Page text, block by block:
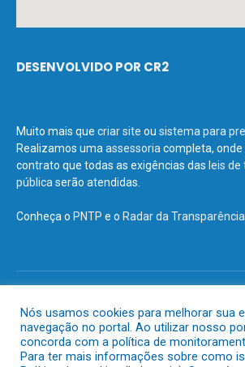
DESENVOLVIDO POR CR2
Muito mais que criar site ou sistema para
Realizamos uma assessoria completa,
contrato que todas as exigências das leis
pública serão atendidas.
Conheça o PNTP e o Radar da
Mapa do Site
Acessar Área
Acessar o Webmail
Nós usamos cookies para melhorar sua
navegação no portal. Ao utilizar nosso
concorda com a política de
Para ter mais informações sobre como